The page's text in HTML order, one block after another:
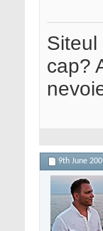
cap?
9th June